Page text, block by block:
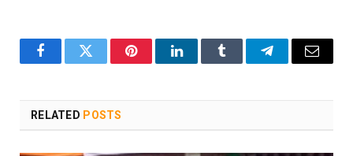
FacebookTwitter PinterestLinkedInTumblr TelegramEmail
RELATED POSTS